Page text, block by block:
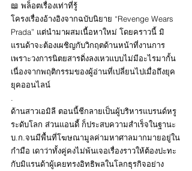
📖 พล็อตเรื่องเท่าที่รู้
โครงเรื่องอ้างอิงจากฉบับนิยาย “Revenge Wears
Prada” แต่นำมาผสมเนื้อหาใหม่ โดยคราวนี้ มิ
แรนด้าจะต้องเผชิญกับวิกฤตด้านหน้าที่งานการ
เพราะวงการนิตยสารดิ่งลงเหวแบบไม่มีอะไรมากั้น
เนื่องจากพฤติกรรมของผู้อ่านที่เปลี่ยนไปเมื่อถึงยุค
ยุคออนไลน์
.
ด้านสาวเอมิลี ตอนนี้ชีกลายเป็นผู้บริหารแบรนด์หรู
ระดับโลก ส่วนแอนดี้ ก็ประสบความสำเร็จในฐานะ
บ.ก.จนมีพื้นที่โฆษณามูลค่ามหาศาลมากมายอยู่ใน
กำมือ เดาว่าทั้งคู่คงไม่พ้นเจอเรื่องราวให้ต้องปะทะ
กับมิแรนด้าผู้เคยทรงอิทธิพลในโลกธุรกิจอย่าง